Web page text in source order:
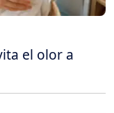
el olor a